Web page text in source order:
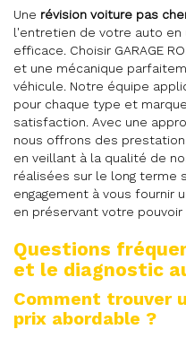
Une révision voiture pas
l'entretien de votre auto
efficace. Choisir GARAGE
et une mécanique
véhicule. Notre équipe
pour chaque type et
satisfaction. Avec une
nous offrons des
en veillant à la qualité de
réalisées sur le long terme
engagement à vous fournir
en préservant votre pouvoir
Questions
et le diagnostic
Comment trouver
prix abordable ?